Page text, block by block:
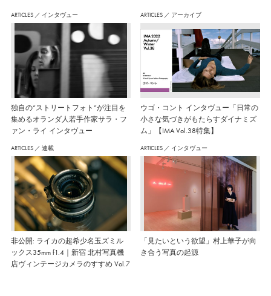
ARTICLES ／ インタヴュー
独自の“ストリートフォト”が注目を
集めるオランダ人若手作家サラ・フ
ァン・ライ インタヴュー
ARTICLES ／ アーカイブ
ウゴ・コント インタヴュー「日常の
小さな気づきがもたらすダイナミズ
ム」【IMA Vol.38特集】
ARTICLES ／ 連載
非公開: ライカの超希少名玉ズミル
ックス35mm f1.4｜新宿 北村写真機
店ヴィンテージカメラのすすめ Vol.7
ARTICLES ／ インタヴュー
「見たいという欲望」村上華子が向
き合う写真の起源